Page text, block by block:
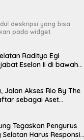
deskripsi yang bisa
pada widget
Radityo Egi
Eselon II di bawah
Jalan Akses Rio By The
sebagai Aset
Tegaskan Pengurus
Selatan Harus Responsif